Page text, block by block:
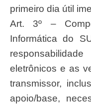
primeiro dia útil
Art. 3º –
Informática do
eletrônicos e as
transmissor,
apoio/base,